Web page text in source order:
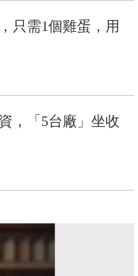
只需1個雞蛋，用
，「5台廠」坐收